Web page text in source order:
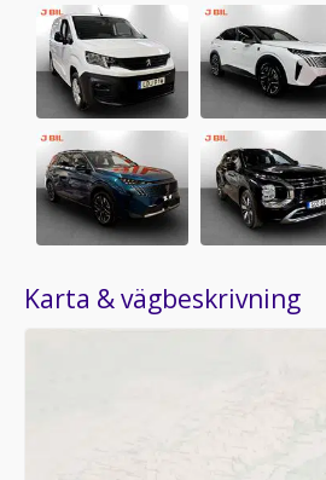
Karta & vägbeskrivning